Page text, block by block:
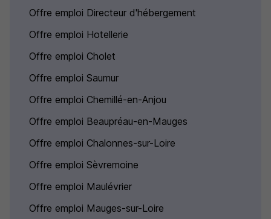
Offre emploi Directeur d'hébergement
Offre emploi Hotellerie
Offre emploi Cholet
Offre emploi Saumur
Offre emploi Chemillé-en-Anjou
Offre emploi Beaupréau-en-Mauges
Offre emploi Chalonnes-sur-Loire
Offre emploi Sèvremoine
Offre emploi Maulévrier
Offre emploi Mauges-sur-Loire